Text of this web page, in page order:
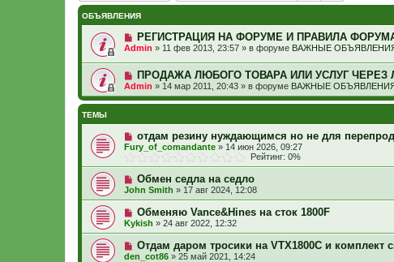
ОБЪЯВЛЕНИЯ
РЕГИСТРАЦИЯ НА ФОРУМЕ И ПРАВИЛА
Admin » 11 фев 2013, 23:57 » в форуме ВАЖНЫЕ
ПРОДАЖА ЛЮБОГО ТОВАРА ИЛИ УСЛУГ
Admin » 14 мар 2011, 20:43 » в форуме ВАЖНЫЕ
ТЕМЫ
отдам резину нуждающимся но не для
Fury_of_comandante » 14 июн 2026, 09:27
Рейтинг: 0%
Обмен седла на седло
John Smith » 17 авг 2024, 12:08
Обменяю Vance&Hines на сток 1800F
Kykish » 24 авг 2022, 12:32
Отдам даром тросики на VTX1800C и комплект
den_cot86 » 25 май 2021, 14:24